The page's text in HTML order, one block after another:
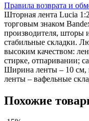
Правила возврата и
Шторная лента Lucia
торговым знаком
производителя, шторы
стабильные складки.
высоким качеством:
стирке, отпаривании;
Ширина ленты – 10 см,
ленты – вафельные
Похожие